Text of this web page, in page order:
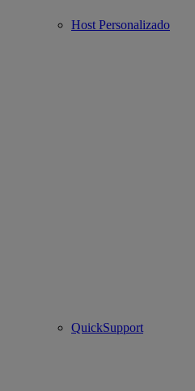
Host Personalizado
QuickSupport